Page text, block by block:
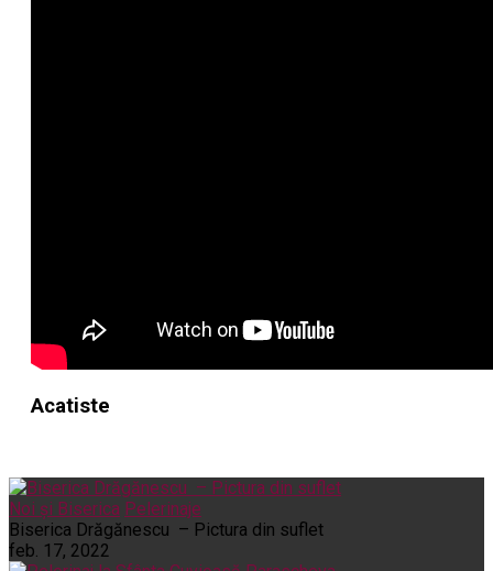
Acatiste
Noi și Biserica Pelerinaje
Biserica Drăgănescu – Pictura din suflet
feb. 17, 2022